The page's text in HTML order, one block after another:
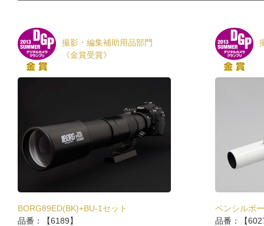
撮影・編集補助用品部門
《金賞受賞》
BORG89ED(BK)+BU-1セット
品番：【6189】
ペンシルボ
品番：【